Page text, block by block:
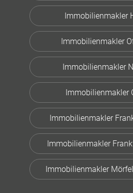
Immobilienmakler
Immobilienmakler
Immobilienmakler
Immobilienmakler
Immobilienmakler
Immobilienmakler
Immobilienmakler